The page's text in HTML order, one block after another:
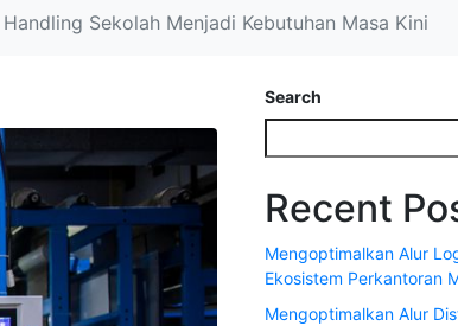
Sekolah Menjadi Kebutuhan Masa Kini
Search
Recent
Mengoptimalkan Alur
Ekosistem Perkantoran
Mengoptimalkan Alur